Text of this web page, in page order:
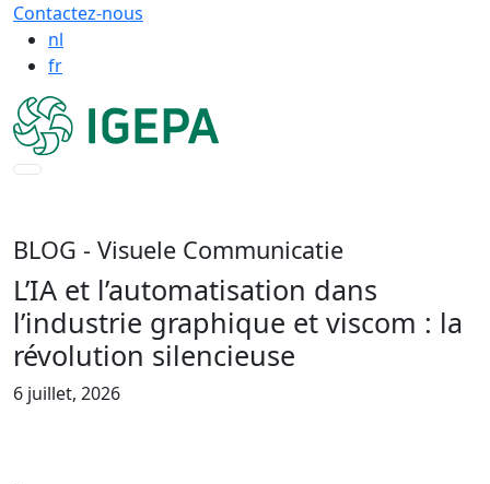
Contactez-nous
nl
fr
BLOG - Visuele Communicatie
L’IA et l’automatisation dans
l’industrie graphique et viscom : la
révolution silencieuse
6 juillet, 2026